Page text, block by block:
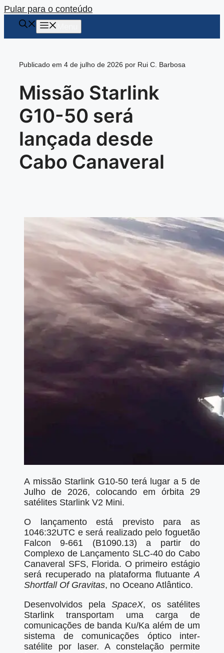
Pular para o conteúdo
Publicado em 4 de julho de 2026 por Rui C. Barbosa
Missão Starlink
G10-50 será
lançada desde
Cabo Canaveral
A missão Starlink G10-50 terá lugar a 5 de
Julho de 2026, colocando em órbita 29
satélites Starlink V2 Mini.
O lançamento está previsto para as
1046:32UTC e será realizado pelo foguetão
Falcon 9-661 (B1090.13) a partir do
Complexo de Lançamento SLC-40 do Cabo
Canaveral SFS, Florida. O primeiro estágio
será recuperado na plataforma flutuanteA
Shortfall Of Gravitas, no Oceano Atlântico.
Desenvolvidos pela SpaceX, os satélites
Starlink transportam uma carga de
comunicações de banda Ku/Ka além de um
sistema de comunicações óptico inter-
satélite por laser. A constelação permite